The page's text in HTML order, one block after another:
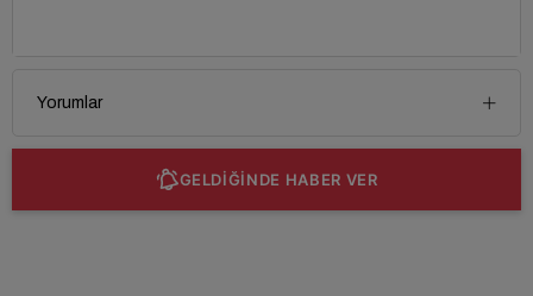
Yorumlar
GELDİĞİNDE HABER VER